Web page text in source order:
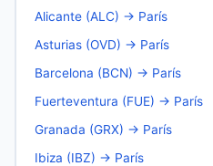
Alicante (ALC) → París
Asturias (OVD) → París
Barcelona (BCN) → París
Fuerteventura (FUE) → París
Granada (GRX) → París
Ibiza (IBZ) → París